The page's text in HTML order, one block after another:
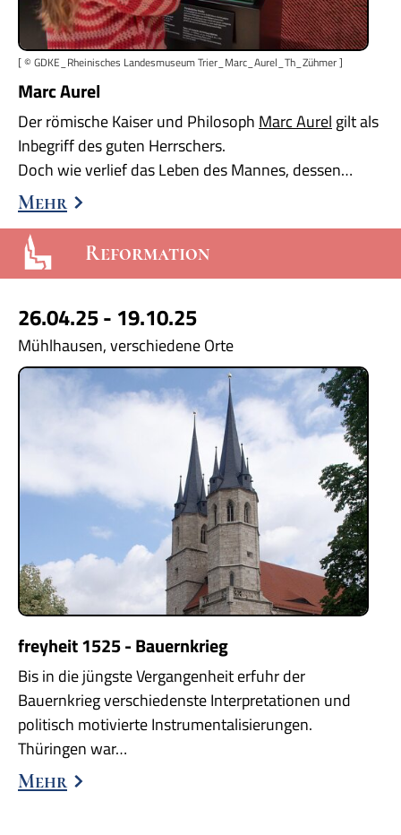
[ © GDKE_Rheinisches Landesmuseum Trier_Marc_Aurel_Th_Zühmer ]
Marc Aurel
Der römische Kaiser und Philosoph Marc Aurel gilt als
Inbegriff des guten Herrschers.
Doch wie verlief das Leben des Mannes, dessen…
Mehr
Reformation
26.04.25 - 19.10.25
Mühlhausen, verschiedene Orte
freyheit 1525 - Bauernkrieg
Bis in die jüngste Vergangenheit erfuhr der
Bauernkrieg verschiedenste Interpretationen und
politisch motivierte Instrumentalisierungen.
Thüringen war…
Mehr